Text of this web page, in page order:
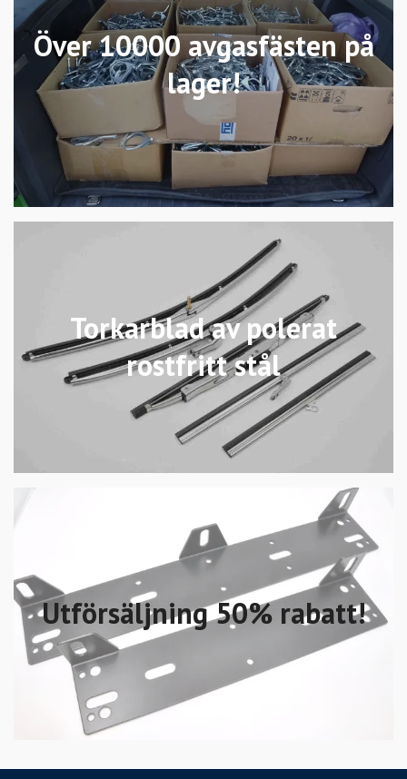
Över 10000 avgasfästen på
lager!
Torkarblad av polerat
rostfritt stål
Utförsäljning 50% rabatt!